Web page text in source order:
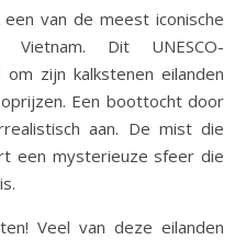
van de meest iconische
Vietnam. Dit UNESCO-
zijn kalkstenen eilanden
Een boottocht door
aan. De mist die
een mysterieuze sfeer die
Veel van deze eilanden